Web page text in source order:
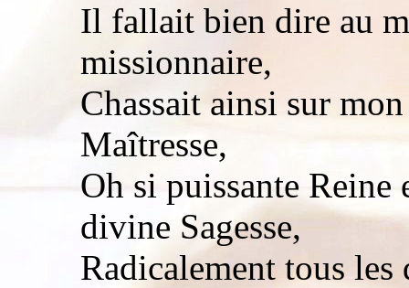
Il fallait bien dire au
missionnaire,
Chassait ainsi sur
Maîtresse,
Oh si puissante Reine
divine Sagesse,
Radicalement tous les